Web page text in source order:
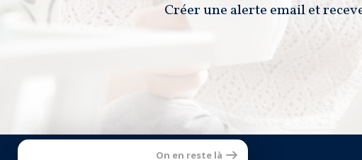
Créer une alerte email et
On en reste là